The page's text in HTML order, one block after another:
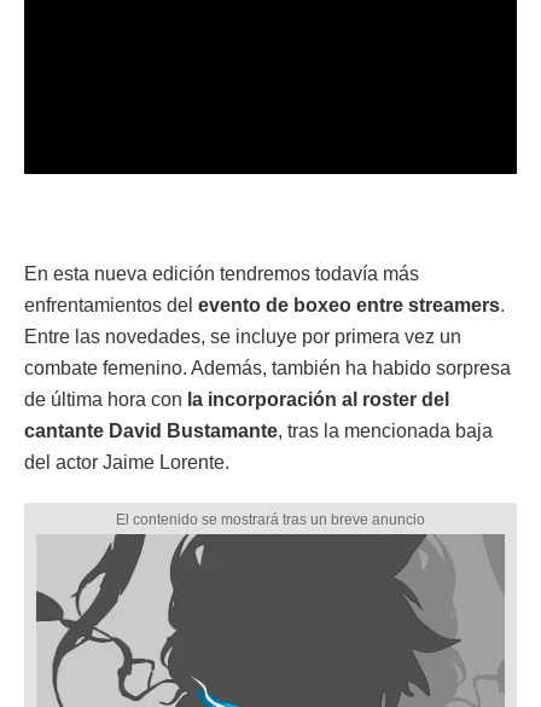
En esta nueva edición tendremos todavía más
enfrentamientos del evento de boxeo entre streamers.
Entre las novedades, se incluye por primera vez un
combate femenino. Además, también ha habido sorpresa
de última hora con la incorporación al roster del
cantante David Bustamante, tras la mencionada baja
del actor Jaime Lorente.